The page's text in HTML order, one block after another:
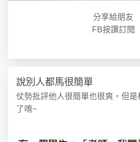
分享給朋友
FB按讚訂閱
說別人都馬很簡單
仗勢批評他人很簡單也很爽，但
了唷~